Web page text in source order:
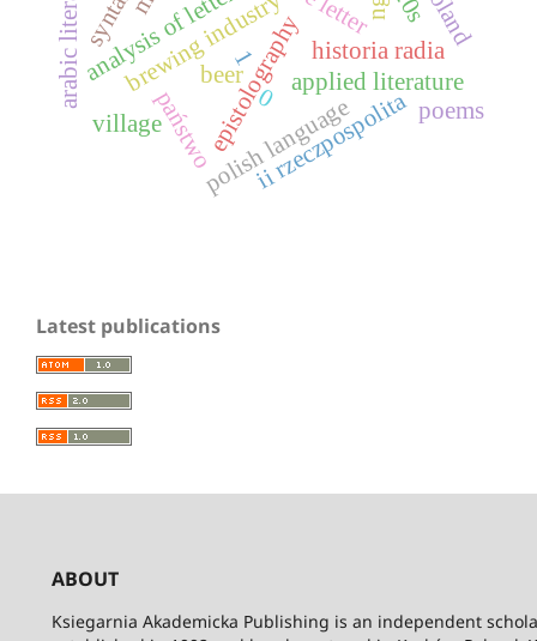
brewing industry
beer
epistolographyapplied literature
analysis of letters historia radia
ii rzeczpospolita
państwo 0
polish language
village
poems
1
Latest publications
ABOUT
Ksiegarnia Akademicka Publishing is an independent